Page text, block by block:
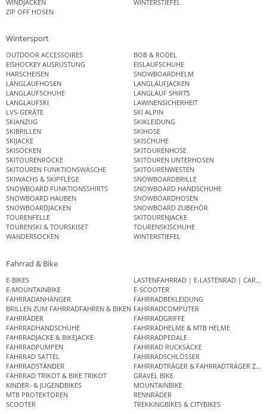
WINDJACKEN
WINTERSTIEFEL
ZIP OFF HOSEN
Wintersport
OUTDOOR ACCESSOIRES
BOB & RODEL
EISHOCKEY AUSRÜSTUNG
EISLAUFSCHUHE
HARSCHEISEN
SNOWBOARDHELM
LANGLAUFHOSEN
LANGLAUFJACKEN
LANGLAUFSCHUHE
LANGLAUF SHIRTS
LANGLAUFSKI
LAWINENSICHERHEIT
LVS-GERÄTE
SKI ALPIN
SKIANZUG
SKIKLEIDUNG
SKIBRILLEN
SKIHOSE
SKIJACKE
SKISCHUHE
SKISOCKEN
SKITOURENHOSE
SKITOURENRÖCKE
SKITOUREN UNTERHOSEN
SKITOUREN FUNKTIONSWÄSCHE
SKITOURENWESTEN
SKIWACHS & SKIPFLEGE
SNOWBOARDBRILLE
SNOWBOARD FUNKTIONSSHIRTS
SNOWBOARD HANDSCHUHE
SNOWBOARD HAUBEN
SNOWBOARDHOSEN
SNOWBOARDJACKEN
SNOWBOARD ZUBEHÖR
TOURENFELLE
SKITOURENJACKE
TOURENSKI & TOURSKISET
TOURENSKISCHUHE
WANDERSOCKEN
WINTERSTIEFEL
Fahrrad & Bike
E-BIKES
LASTENFAHRRAD | E-LASTENRAD |
E-MOUNTAINBIKE
E-SCOOTER
FAHRRADANHÄNGER
FAHRRADBEKLEIDUNG
BRILLEN ZUM FAHRRADFAHREN & BIKEN FAHRRADCOMPUTER
FAHRRÄDER
FAHRRADGRIFFE
FAHRRADHANDSCHUHE
FAHRRADHELME & MTB HELME
FAHRRADJACKE & BIKEJACKE
FAHRRADPEDALE
FAHRRADPUMPEN
FAHRRAD RUCKSÄCKE
FAHRRAD SATTEL
FAHRRADSCHLÖSSER
FAHRRADSTÄNDER
FAHRRADTRÄGER & FAHRRADTRÄGER
FAHRRAD TRIKOT & BIKE TRIKOT
GRAVEL BIKE
KINDER- & JUGENDBIKES
MOUNTAINBIKE
MTB PROTEKTOREN
RENNRÄDER
SCOOTER
TREKKINGBIKES & CITYBIKES